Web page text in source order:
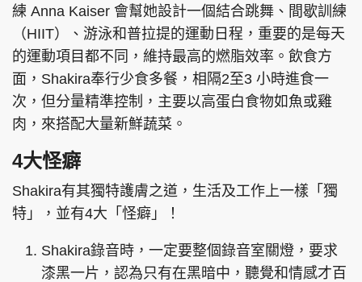
練 Anna Kaiser 會幫她設計一個結合跳舞、間歇訓練
（HIIT）、游泳和普拉提的運動日程，重要的是每天
的運動項目都不同，維持最高的燃脂效率。飲食方
面，Shakira奉行少食多餐，相隔2至3 小時進食一
次，但分量精準控制，主要以高蛋白食物如魚或雞
肉，來搭配大量新鮮蔬菜。
4大怪癖
Shakira有其獨特護膚之道，生活及工作上一樣「獨
特」，並有4大「怪癖」！
Shakira錄音時，一定要整個錄音室關燈，要求
漆黑一片，認為只有在黑暗中，聽覺和情感才百